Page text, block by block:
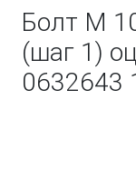
Болт М
(шаг 1)
0632643